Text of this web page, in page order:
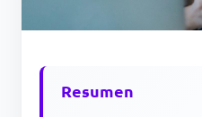
Resumen